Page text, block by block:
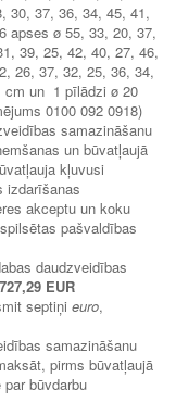
30, 37, 36, 34, 45, 41,
apses ø 55, 33, 20, 37,
39, 25, 42, 40, 27, 46,
26, 37, 32, 25, 36, 34,
cm un 1 pīlādzi ø 20
0100 092 0918)
samazināšanu
un būvatļaujā
kļuvusi
izdarīšanas
akceptu un koku
pašvaldības
daudzveidības
EUR
septiņi euro,
samazināšanu
pirms būvatļaujā
būvdarbu